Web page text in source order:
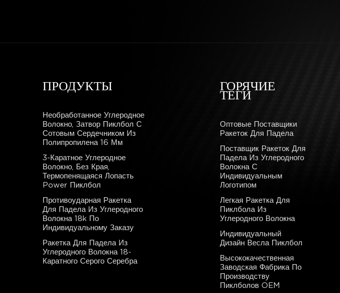
ПРОДУКТЫ
Необработанное Углеродное
Волокно, Затвор Пиклбол С
Сотовым Сердечником Из
Полипропилена 16 Мм
3-Каратное Углеродное
Волокно, Без Края,
Термопенящаяся Лопасть
Power Пиклбол
Противоударная Ракетка
Для Падела Из Углеродного
Волокна 18k По
Индивидуальному Заказу
Ракетка Для Падела Из
Углеродного Волокна 18-
Каратного Серого Серебра
ГОРЯЧИЕ
ТЕГИ
Оптовые Поставщики
Ракеток Для Падела
Поставщик Ракеток Для
Падела Из Углеродного
Волокна С
Индивидуальным
Логотипом
Легкая Ракетка Для
Пиклбола Из
Углеродного Волокна
Индивидуальный
Дизайн Весла Пиклбол
Высококачественная
Заводская Фабрика По
Производству
Пиклболов OEM